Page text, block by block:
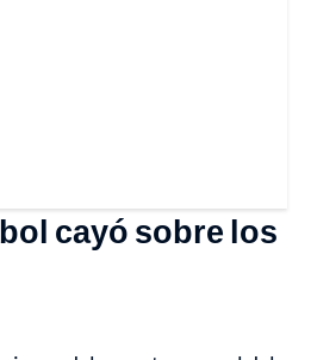
cayó sobre los